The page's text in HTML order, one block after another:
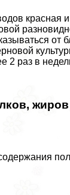
красная
от
2 раз в